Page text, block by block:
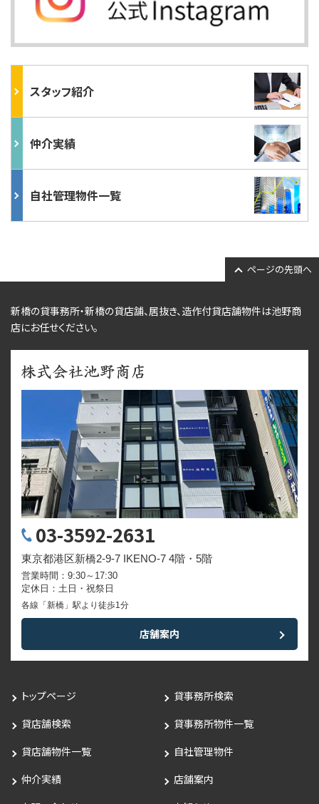
スタッフ紹介
仲介実績
自社管理物件一覧
ページの先頭へ
新橋の貸事務所・新橋の貸店舗、居抜き、造作付貸店舗物件は池野商
店にお任せください。
03-3592-2631
東京都港区新橋2-9-7 IKENO-7 4階・5階
営業時間：9:30～17:30
定休日：土日・祝祭日
各線「新橋」駅より徒歩1分
店舗案内
トップページ
貸事務所検索
貸店舗検索
貸事務所物件一覧
貸店舗物件一覧
自社管理物件
仲介実績
店舗案内